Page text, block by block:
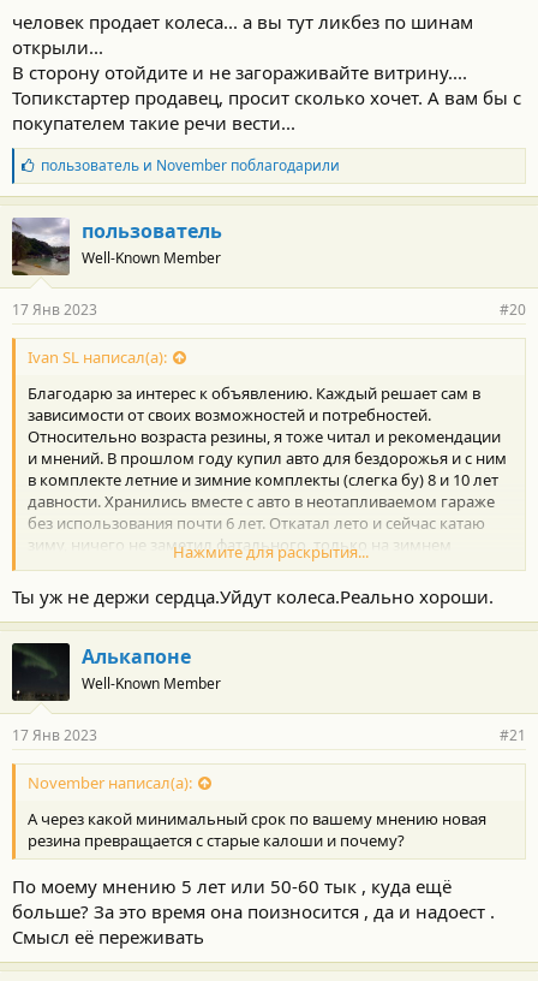
человек продает колеса... а вы тут ликбез по шинам
открыли...
В сторону отойдите и не загораживайте витрину....
Топикстартер продавец, просит сколько хочет. А вам бы с
покупателем такие речи вести...
Б
л
а
г
о
д
а
н
о
с
и
:
пользовательи Novemberпоблагодарили
пользователь
Well-Known Member
17 Янв 2023 #20
Ivan SL написал(а):
Благодарю за интерес к объявлению. Каждый решает сам в
зависимости от своих возможностей и потребностей.
Относительно возраста резины, я тоже читал и рекомендации
и мнений. В прошлом году купил авто для бездорожья и с ним
в комплекте летние и зимние комплекты (слегка бу) 8 и 10 лет
давности. Хранились вместе с авто в неотапливаемом гараже
без использования почти 6 лет. Откатал лето и сейчас катаю
зиму, ничего не заметил фатального, только на зимнем
комплекте перебортировал 2 колеса с герметиком по борту,
так как сдувало маленько.
Нажмите для раскрытия...
Ты уж не держи сердца.Уйдут колеса.Реально хороши.
Алькапоне
Well-Known Member
17 Янв 2023 #21
November написал(а):
А через какой минимальный срок по вашему мнению новая
резина превращается с старые калоши и почему?
По моему мнению 5 лет или 50-60 тык , куда ещё
больше? За это время она поизносится , да и надоест .
Смысл её переживать